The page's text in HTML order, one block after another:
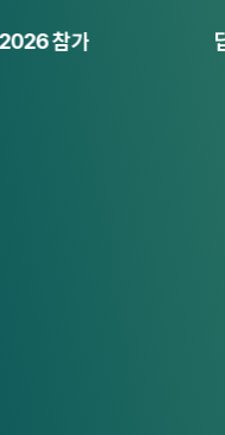
반의 3D Cell
참가